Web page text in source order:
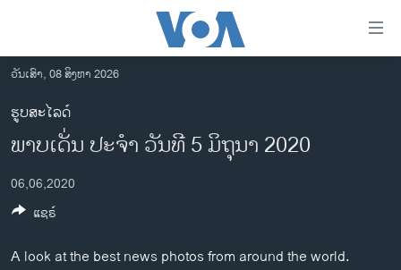
ເຂົ້າ
ຫາ
ຂ້າມ
ຂ້າມ
ໄປ
ຫາ
ຄົ້ນ
ລາວ
ອາເມຣິກາ
ການເລືອກຕັ້ງ ປະທານາທີບໍດີ ສະຫະລັດ 2024
ຂ່າວ​ຈີນ
ໂລກ
ວັນເສົາ, 08 ສິງຫາ 2026
ຮູບສະໄລດ໌
ພາບເດັ່ນ ປະຈຳ ວັນທີ 5 ມິຖຸນາ 2020
06,06,2020
A look at the best news photos from around the world.
ແຊຣ໌